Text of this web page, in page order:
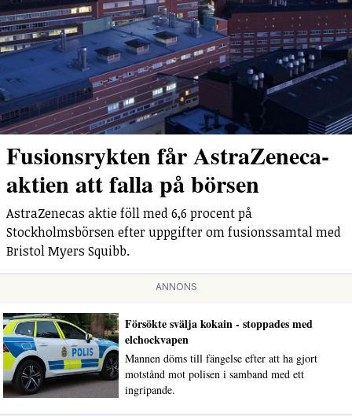
Fusionsrykten får AstraZeneca-
aktien att falla på börsen
AstraZenecas aktie föll med 6,6 procent på
Stockholmsbörsen efter uppgifter om fusionssamtal med
Bristol Myers Squibb.
ANNONS
Försökte svälja kokain - stoppades med
elchockvapen
Mannen döms till fängelse efter att ha gjort
motstånd mot polisen i samband med ett
ingripande.